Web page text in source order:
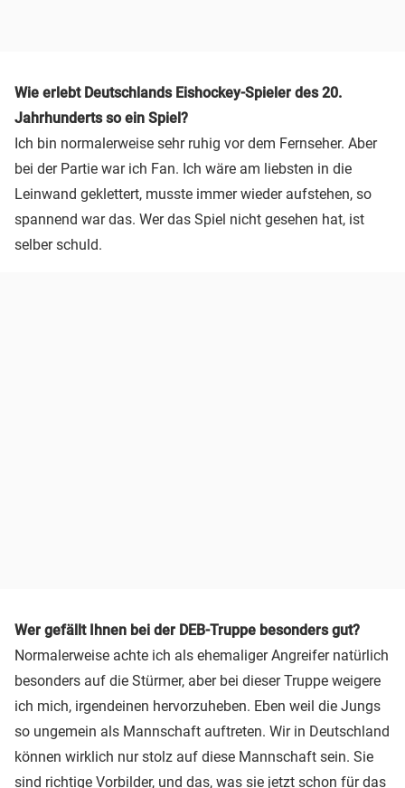
Wie erlebt Deutschlands Eishockey-Spieler des 20.
Jahrhunderts so ein Spiel?
Ich bin normalerweise sehr ruhig vor dem Fernseher. Aber
bei der Partie war ich Fan. Ich wäre am liebsten in die
Leinwand geklettert, musste immer wieder aufstehen, so
spannend war das. Wer das Spiel nicht gesehen hat, ist
selber schuld.
Wer gefällt Ihnen bei der DEB-Truppe besonders gut?
Normalerweise achte ich als ehemaliger Angreifer natürlich
besonders auf die Stürmer, aber bei dieser Truppe weigere
ich mich, irgendeinen hervorzuheben. Eben weil die Jungs
so ungemein als Mannschaft auftreten. Wir in Deutschland
können wirklich nur stolz auf diese Mannschaft sein. Sie
sind richtige Vorbilder, und das, was sie jetzt schon für das